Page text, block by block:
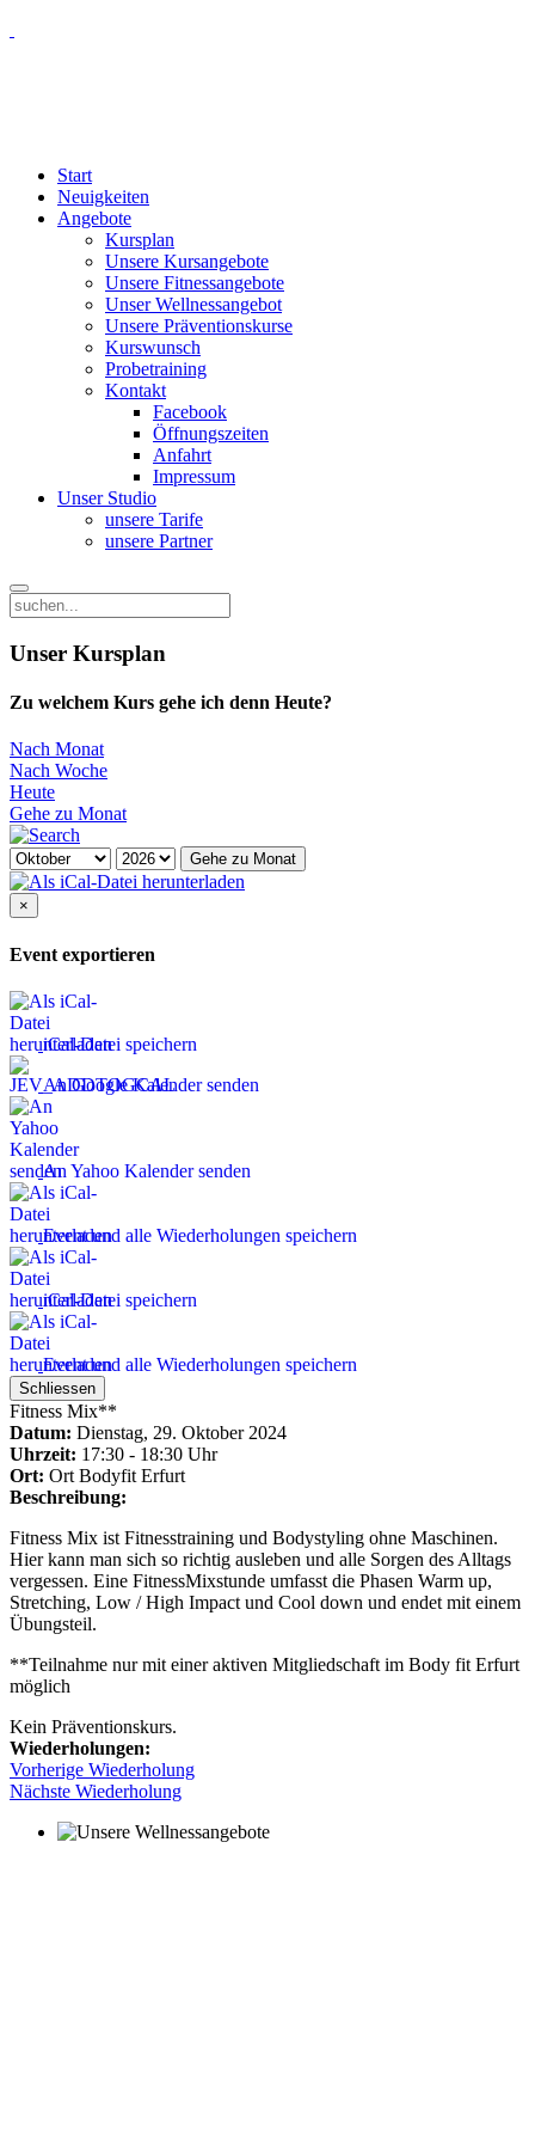
Start
Neuigkeiten
Angebote
Kursplan
Unsere Kursangebote
Unsere Fitnessangebote
Unser Wellnessangebot
Unsere Präventionskurse
Kurswunsch
Probetraining
Kontakt
Facebook
Öffnungszeiten
Anfahrt
Impressum
Unser Studio
unsere Tarife
unsere Partner
Unser Kursplan
Zu welchem Kurs gehe ich denn Heute?
Nach Monat
Nach Woche
Heute
Gehe zu Monat
Gehe zu Monat
×
Event exportieren
iCal-Datei speichern
An Google Kalender senden
An Yahoo Kalender senden
Event und alle Wiederholungen speichern
iCal-Datei speichern
Event und alle Wiederholungen speichern
Schliessen
Fitness Mix**
Datum: Dienstag, 29. Oktober 2024
Uhrzeit: 17:30 - 18:30 Uhr
Ort: Ort Bodyfit Erfurt
Beschreibung:
Fitness Mix ist Fitnesstraining und Bodystyling ohne Maschinen.
Hier kann man sich so richtig ausleben und alle Sorgen des Alltags
vergessen. Eine FitnessMixstunde umfasst die Phasen Warm up,
Stretching, Low / High Impact und Cool down und endet mit einem
Übungsteil.
**Teilnahme nur mit einer aktiven Mitgliedschaft im Body fit Erfurt
möglich
Kein Präventionskurs.
Wiederholungen:
Vorherige Wiederholung
Nächste Wiederholung